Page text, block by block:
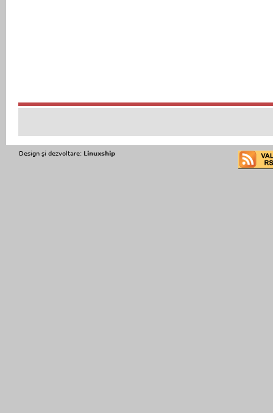
Design şi dezvoltare: Linuxship